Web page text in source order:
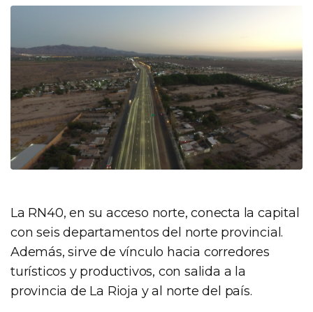
La RN40, en su acceso norte, conecta la capital
con seis departamentos del norte provincial.
Además, sirve de vínculo hacia corredores
turísticos y productivos, con salida a la
provincia de La Rioja y al norte del país.